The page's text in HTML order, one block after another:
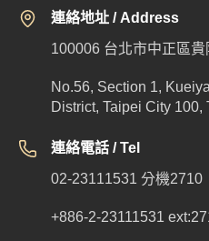
連絡地址 / Address
100006 台北市中正區
No.56, Section 1,
District, Taipei City 100,
連絡電話 / Tel
02-23111531 分機2710
+886-2-23111531